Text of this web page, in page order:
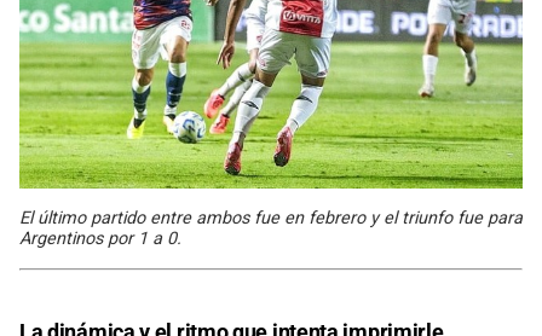
El último partido entre ambos fue en febrero y el triunfo fue para
Argentinos por 1 a 0.